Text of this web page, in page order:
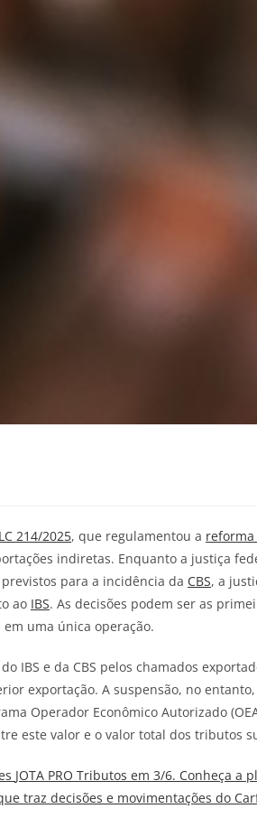
LC 214/2025, que regulamentou a
indiretas. Enquanto a justiça
para a incidência da CBS, a
ao IBS. As decisões podem ser as
uma única operação.
IBS e da CBS pelos chamados
exportação. A suspensão, no
Operador Econômico Autorizado
este valor e o valor total dos tributos
JOTA PRO Tributos em 3/6. Conheça a
traz decisões e movimentações do Carf,